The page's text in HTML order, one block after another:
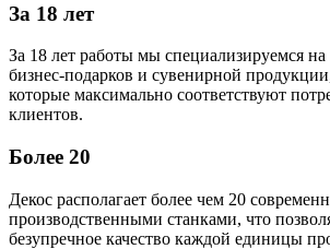
За 18 лет
За 18 лет работы мы специализируемся на
бизнес-подарков и сувенирной
которые максимально соответствуют
клиентов.
Более 20
Декос располагает более чем 20
производственными станками, что
безупречное качество каждой единицы